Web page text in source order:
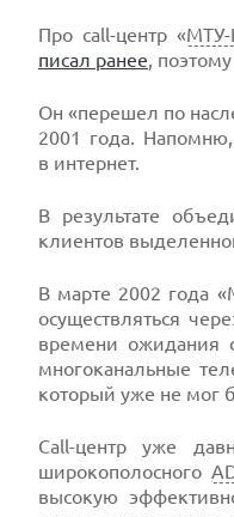
Про call-центр «
писал ранее,
Он «перешел по
2001 года.
в интернет.
В результате
клиентов
В марте 2002 года
осуществляться
времени ожидания
многоканальные
который уже не мог
Call-центр уже
широкополосного
высокую